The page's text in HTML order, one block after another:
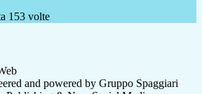
153 volte
and powered by Gruppo Spaggiari